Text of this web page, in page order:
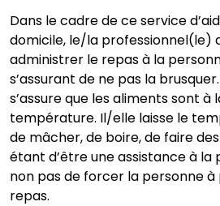
Dans le cadre de ce service
domicile, le/la professionnel(le)
administrer le repas à la
s’assurant de ne pas la
s’assure que les aliments sont à
température. Il/elle laisse le
de mâcher, de boire, de faire
étant d’être une assistance à la
non pas de forcer la personne
repas.